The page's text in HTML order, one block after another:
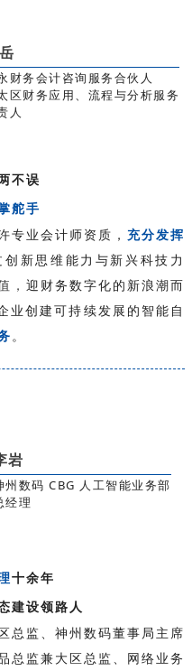
财务会计咨询服务合伙人
区财务应用、流程与分析服务
人
不误
舵手
专业会计师资质， 充分发挥
创新思维能力与新兴科技力
， 迎财务数字化的新浪潮而
业创建可持续发展的智能自
。
岩
州数码 CBG 人工智能业务部
经理
十余年
建设领路人
总监、神州数码董事局主席
总监兼大区总监、网络业务